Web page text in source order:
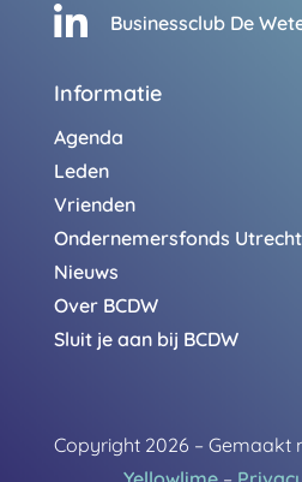
 Businessclub De
Informatie
Agenda
Leden
Vrienden
Ondernemersfonds Utrecht
Nieuws
Over BCDW
Sluit je aan bij BCDW
Copyright 2026 – Gemaakt